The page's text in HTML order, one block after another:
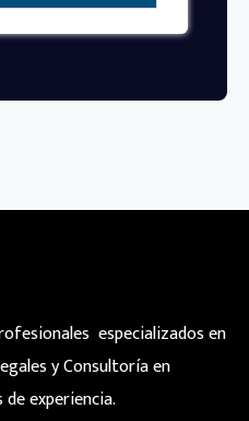
especializados en
y Consultoría en
experiencia.